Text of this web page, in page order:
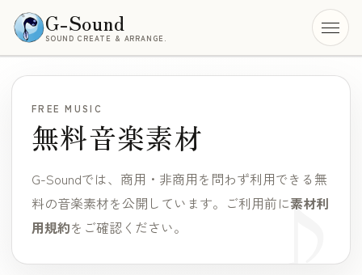
G-Sound
SOUND CREATE & ARRANGE.
メニ
FREE MUSIC
無料音楽素材
G-Soundでは、商用・非商用を問わず利用できる無
料の音楽素材を公開しています。 ご利用前に素材利
用規約をご確認ください。